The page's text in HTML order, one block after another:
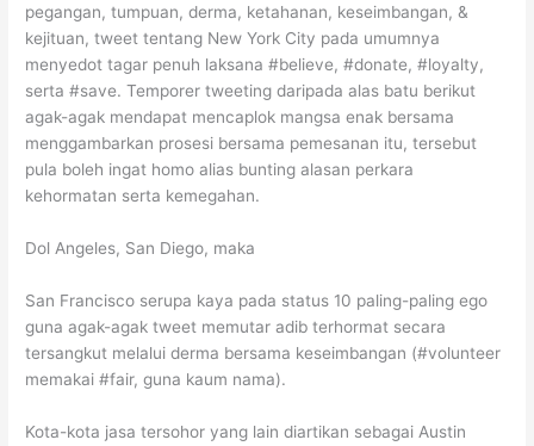
pegangan, tumpuan, derma, ketahanan, keseimbangan, &
kejituan, tweet tentang New York City pada umumnya
menyedot tagar penuh laksana #believe, #donate, #loyalty,
serta #save. Temporer tweeting daripada alas batu berikut
agak-agak mendapat mencaplok mangsa enak bersama
menggambarkan prosesi bersama pemesanan itu, tersebut
pula boleh ingat homo alias bunting alasan perkara
kehormatan serta kemegahan.
Dol Angeles, San Diego, maka
San Francisco serupa kaya pada status 10 paling-paling ego
guna agak-agak tweet memutar adib terhormat secara
tersangkut melalui derma bersama keseimbangan (#volunteer
memakai #fair, guna kaum nama).
Kota-kota jasa tersohor yang lain diartikan sebagai Austin